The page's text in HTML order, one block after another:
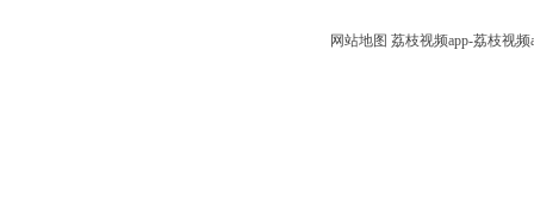
网站地图 荔枝视频app-荔枝视